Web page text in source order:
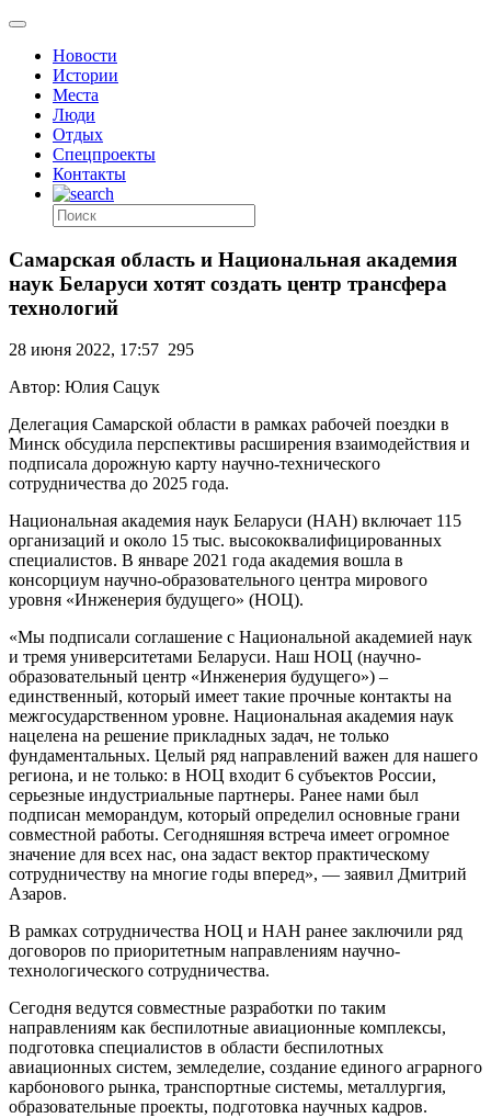
Новости
Истории
Места
Люди
Отдых
Спецпроекты
Контакты
Самарская область и Национальная академия
наук Беларуси хотят создать центр трансфера
технологий
28 июня 2022, 17:57 295
Автор: Юлия Сацук
Делегация Самарской области в рамках рабочей поездки в
Минск обсудила перспективы расширения взаимодействия и
подписала дорожную карту научно-технического
сотрудничества до 2025 года.
Национальная академия наук Беларуси (НАН) включает 115
организаций и около 15 тыс. высококвалифицированных
специалистов. В январе 2021 года академия вошла в
консорциум научно-образовательного центра мирового
уровня «Инженерия будущего» (НОЦ).
«Мы подписали соглашение с Национальной академией наук
и тремя университетами Беларуси. Наш НОЦ (научно-
образовательный центр «Инженерия будущего») –
единственный, который имеет такие прочные контакты на
межгосударственном уровне. Национальная академия наук
нацелена на решение прикладных задач, не только
фундаментальных. Целый ряд направлений важен для нашего
региона, и не только: в НОЦ входит 6 субъектов России,
серьезные индустриальные партнеры. Ранее нами был
подписан меморандум, который определил основные грани
совместной работы. Сегодняшняя встреча имеет огромное
значение для всех нас, она задаст вектор практическому
сотрудничеству на многие годы вперед», — заявил Дмитрий
Азаров.
В рамках сотрудничества НОЦ и НАН ранее заключили ряд
договоров по приоритетным направлениям научно-
технологического сотрудничества.
Сегодня ведутся совместные разработки по таким
направлениям как беспилотные авиационные комплексы,
подготовка специалистов в области беспилотных
авиационных систем, земледелие, создание единого аграрного
карбонового рынка, транспортные системы, металлургия,
образовательные проекты, подготовка научных кадров.